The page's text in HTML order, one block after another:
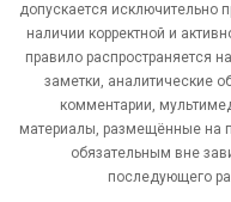
допускается исключительно
наличии корректной и
правило распространяется
заметки, аналитические
комментарии,
материалы, размещённые на
обязательным вне
последующего